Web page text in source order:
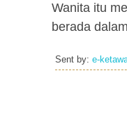
Wanita itu
berada
Sent by: e-